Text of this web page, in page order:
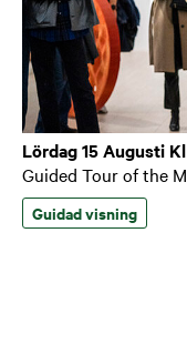
Lördag 15 Augusti
Guided Tour of the
Guidad visning